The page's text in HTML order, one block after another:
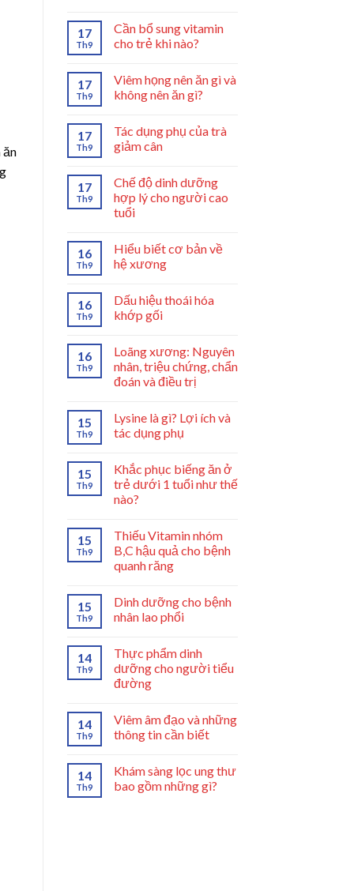
ăn
17
Th9
Cần bổ sung vitamin
cho trẻ khi nào?
17
Th9
Viêm họng nên ăn gì và
không nên ăn gì?
17
Th9
Tác dụng phụ của trà
giảm cân
17
Th9
Chế độ dinh dưỡng
hợp lý cho người cao
tuổi
16
Th9
Hiểu biết cơ bản về
hệ xương
16
Th9
Dấu hiệu thoái hóa
khớp gối
16
Th9
Loãng xương: Nguyên
nhân, triệu chứng, chẩn
đoán và điều trị
15
Th9
Lysine là gì? Lợi ích và
tác dụng phụ
15
Th9
Khắc phục biếng ăn ở
trẻ dưới 1 tuổi như thế
nào?
15
Th9
Thiếu Vitamin nhóm
B,C hậu quả cho bệnh
quanh răng
15
Th9
Dinh dưỡng cho bệnh
nhân lao phổi
14
Th9
Thực phẩm dinh
dưỡng cho người tiểu
đường
14
Th9
Viêm âm đạo và những
thông tin cần biết
14
Th9
Khám sàng lọc ung thư
bao gồm những gì?